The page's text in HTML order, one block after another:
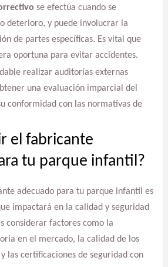
se efectúa cuando se
deterioro, y puede involucrar la
de partes específicas. Es vital que
oportuna para evitar accidentes.
realizar auditorías externas
una evaluación imparcial del
conformidad con las normativas de
el fabricante
tu parque infantil?
adecuado para tu parque infantil es
impactará en la calidad y seguridad
considerar factores como la
en el mercado, la calidad de los
las certificaciones de seguridad con